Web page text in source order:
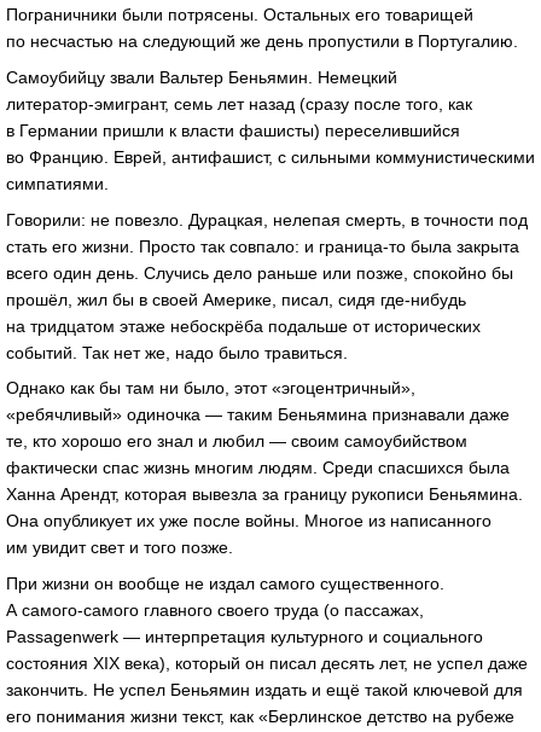
Пограничники были потрясены. Остальных его товарищей
по несчастью на следующий же день пропустили в Португалию.
Самоубийцу звали Вальтер Беньямин. Немецкий
литератор-эмигрант, семь лет назад (сразу после того, как
в Германии пришли к власти фашисты) переселившийся
во Францию. Еврей, антифашист, с сильными коммунистическими
симпатиями.
Говорили: не повезло. Дурацкая, нелепая смерть, в точности под
стать его жизни. Просто так совпало: и граница-то была закрыта
всего один день. Случись дело раньше или позже, спокойно бы
прошёл, жил бы в своей Америке, писал, сидя где-нибудь
на тридцатом этаже небоскрёба подальше от исторических
событий. Так нет же, надо было травиться.
Однако как бы там ни было, этот «эгоцентричный»,
«ребячливый» одиночка — таким Беньямина признавали даже
те, кто хорошо его знал и любил — своим самоубийством
фактически спас жизнь многим людям. Среди спасшихся была
Ханна Арендт, которая вывезла за границу рукописи Беньямина.
Она опубликует их уже после войны. Многое из написанного
им увидит свет и того позже.
При жизни он вообще не издал самого существенного.
Асамого-самого главного своего труда (о пассажах,
Passagenwerk — интерпретация культурного и социального
состояния XIX века), который он писал десять лет, не успел даже
закончить. Не успел Беньямин издать и ещё такой ключевой для
его понимания жизни текст, как «Берлинское детство на рубеже